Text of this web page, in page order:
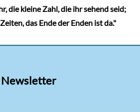
die kleine Zahl, die ihr sehend seid;
das Ende der Enden ist da."
Newsletter